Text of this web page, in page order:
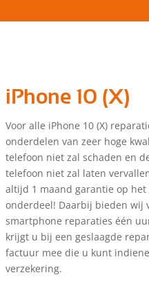
iPhone 10 (X)
Voor alle iPhone 10 (X)
onderdelen van zeer hoge
telefoon niet zal schaden en
telefoon niet zal laten
altijd 1 maand garantie op het
onderdeel! Daarbij bieden wij
smartphone reparaties één
krijgt u bij een geslaagde
factuur mee die u kunt
verzekering.